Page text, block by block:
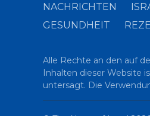
NACHRICHTEN
GESUNDHEIT
Alle Rechte an den auf
Inhalten dieser Website
untersagt. Die